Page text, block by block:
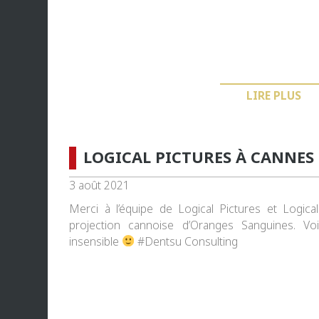
LIRE PLUS
LOGICAL PICTURES À CANNES
3 août 2021
Merci à l’équipe de Logical Pictures et
projection cannoise d’Oranges Sanguines.
insensible
#Dentsu Consulting